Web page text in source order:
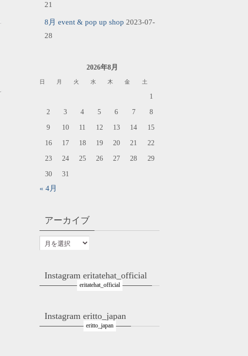
21
8月 event & pop up shop 2023-07-
28
2026年8月
日 月 火 水 木 金 土
« 4月
1
2 3 4 5 6 7 8
9 10 11 12 13 14 15
16 17 18 19 20 21 22
23 24 25 26 27 28 29
30 31
アーカイブ
Instagram eritatehat_official
eritatehat_official
Instagram eritto_japan
eritto_japan